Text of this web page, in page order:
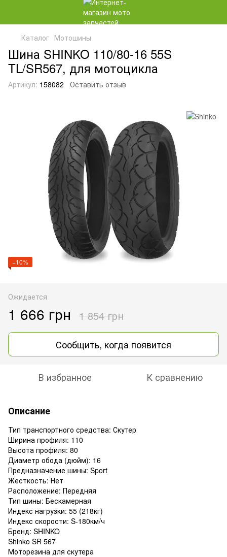
Каталог Мотошины
Шина SHINKO 110/80-16 55S
TL/SR567, для мотоцикла
Артикул: 158082 Оставить отзыв
−10%
Ожидается
1 666 грн 1 854 грн
Сообщить, когда появится
В избранное К сравнению
Описание
Тип транспортного средства: Скутер
Ширина профиля: 110
Высота профиля: 80
Диаметр обода (дюйм): 16
Предназначение шины: Sport
Жесткость: Нет
Расположение: Передняя
Тип шины: Бескамерная
Индекс нагрузки: 55 (218кг)
Индекс скорости: S-180км/ч
Бренд: SHINKO
Shinko SR 567
Моторезина для скутера